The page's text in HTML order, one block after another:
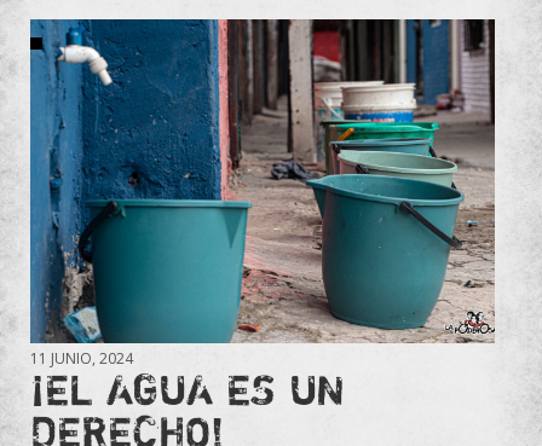
11 JUNIO, 2024
¡EL AGUA ES UN
DERECHO!